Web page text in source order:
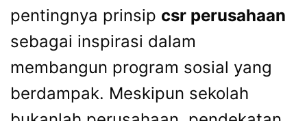
pentingnya prinsip csr perusahaan
sebagai inspirasi dalam
membangun program sosial yang
berdampak. Meskipun sekolah